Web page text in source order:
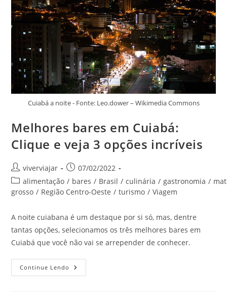
Cuiabá a noite - Fonte: Leo.dower – Wikimedia Commons
Melhores bares em Cuiabá:
Clique e veja 3 opções incríveis
Autor
do
post:
viverviajar
Post
publicado:
07/02/2022
Categoria
do
alimentação / bares / Brasil / culinária / gastronomia /
grosso / Região Centro-Oeste / turismo / Viagem
A noite cuiabana é um destaque por si só, mas, dentre
tantas opções, selecionamos os três melhores bares em
Cuiabá que você não vai se arrepender de conhecer.
Continue Lendo Melhores
Bares